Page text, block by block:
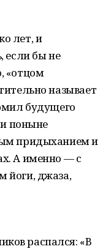
лет, и
если бы не
«отцом
называет
будущего
и поныне
придыханием и
А именно — с
йоги, джаза,
распался: «В